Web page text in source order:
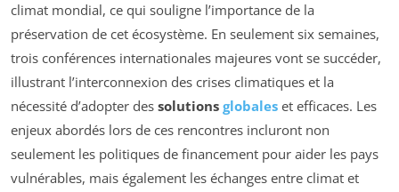
climat mondial, ce qui souligne l’importance de la
préservation de cet écosystème. En seulement six semaines,
trois conférences internationales majeures vont se succéder,
illustrant l’interconnexion des crises climatiques et la
nécessité d’adopter des solutions globales et efficaces. Les
enjeux abordés lors de ces rencontres incluront non
seulement les politiques de financement pour aider les pays
vulnérables, mais également les échanges entre climat et